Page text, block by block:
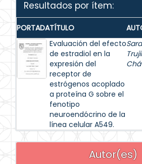
Resultados por ítem:
PORTADATÍTULO
Evaluación del efecto
de estradiol en la
expresión del
receptor de
estrógenos acoplado
a proteína G sobre el
fenotipo
neuroendócrino de la
línea celular A549.
Autor(es)